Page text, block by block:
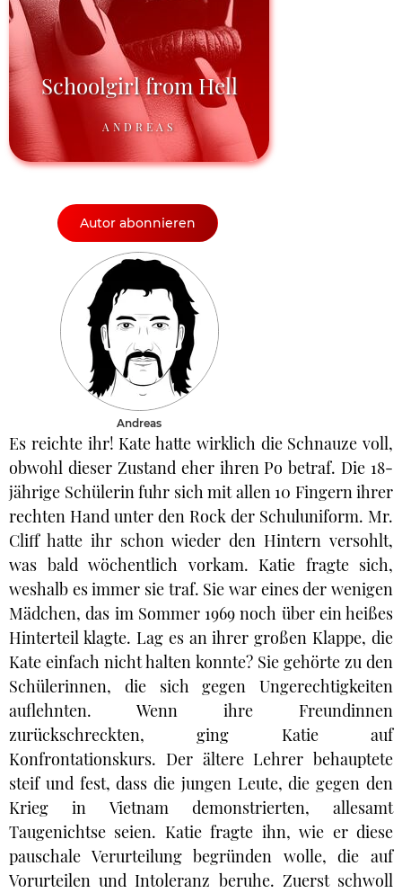
Schoolgirl from Hell
ANDREAS
Autor abonnieren
Andreas
Es reichte ihr! Kate hatte wirklich die Schnauze voll,
obwohl dieser Zustand eher ihren Po betraf. Die 18-
jährige Schülerin fuhr sich mit allen 10 Fingern ihrer
rechten Hand unter den Rock der Schuluniform. Mr.
Cliff hatte ihr schon wieder den Hintern versohlt,
was bald wöchentlich vorkam. Katie fragte sich,
weshalb es immer sie traf. Sie war eines der wenigen
Mädchen, das im Sommer 1969 noch über ein heißes
Hinterteil klagte. Lag es an ihrer großen Klappe, die
Kate einfach nicht halten konnte? Sie gehörte zu den
Schülerinnen, die sich gegen Ungerechtigkeiten
auflehnten. Wenn ihre Freundinnen
zurückschreckten, ging Katie auf
Konfrontationskurs. Der ältere Lehrer behauptete
steif und fest, dass die jungen Leute, die gegen den
Krieg in Vietnam demonstrierten, allesamt
Taugenichtse seien. Katie fragte ihn, wie er diese
pauschale Verurteilung begründen wolle, die auf
Vorurteilen und Intoleranz beruhe. Zuerst schwoll